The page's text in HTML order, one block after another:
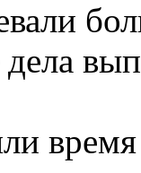
время